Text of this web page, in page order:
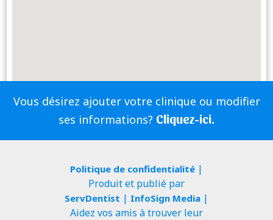
Vous désirez ajouter votre clinique ou modifier
ses informations? Cliquez-ici.
Politique de confidentialité|
Produit et publié par
ServDentist | InfoSign Media|
Aidez vos amis à trouver leur